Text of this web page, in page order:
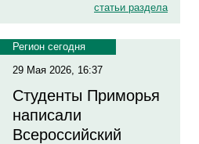
статьи раздела
Регион сегодня
29 Мая 2026, 16:37
Студенты Приморья
написали
Всероссийский